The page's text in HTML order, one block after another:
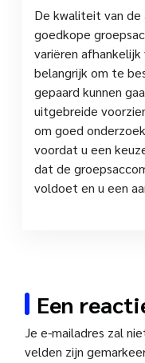
De kwaliteit van
goedkope
variëren
belangrijk om te
gepaard kunnen
uitgebreide
om goed
voordat u een
dat de
voldoet en u een
Een
Je e-mailadres zal
velden zijn